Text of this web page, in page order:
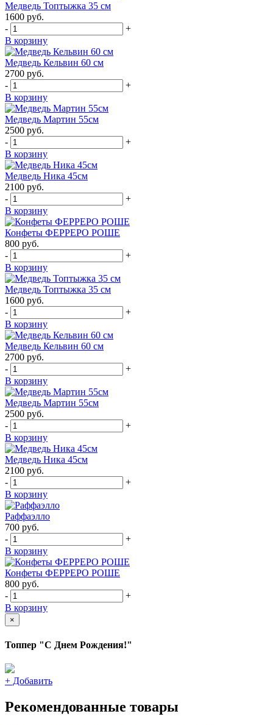
Медведь Топтыжка 35 см
1600 руб.
-
+
В корзину
Медведь Кельвин 60 см
2700 руб.
-
+
В корзину
Медведь Мартин 55см
2500 руб.
-
+
В корзину
Медведь Ника 45см
2100 руб.
-
+
В корзину
Конфеты ФЕРРЕРО РОШЕ
800 руб.
-
+
В корзину
Медведь Топтыжка 35 см
1600 руб.
-
+
В корзину
Медведь Кельвин 60 см
2700 руб.
-
+
В корзину
Медведь Мартин 55см
2500 руб.
-
+
В корзину
Медведь Ника 45см
2100 руб.
-
+
В корзину
Раффаэлло
700 руб.
-
+
В корзину
Конфеты ФЕРРЕРО РОШЕ
800 руб.
-
+
В корзину
×
Топпер "С Днем Рождения!"
+ Добавить
Рекомендованные товары